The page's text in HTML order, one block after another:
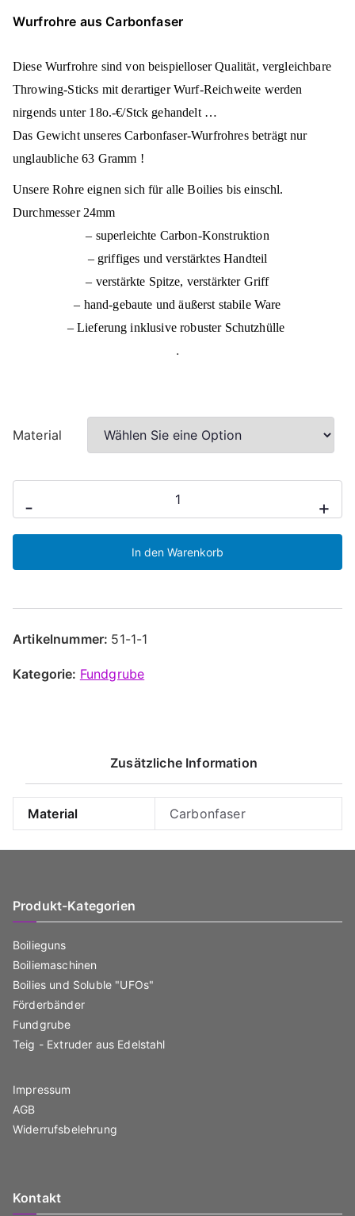
Wurfrohre aus Carbonfaser
Diese Wurfrohre sind von beispielloser Qualität, vergleichbare
Throwing-Sticks mit derartiger Wurf-Reichweite werden
nirgends unter 18o.-€/Stck gehandelt …
Das Gewicht unseres Carbonfaser-Wurfrohres beträgt nur
unglaubliche 63 Gramm !
Unsere Rohre eignen sich für alle Boilies bis einschl.
Durchmesser 24mm
– superleichte Carbon-Konstruktion
– griffiges und verstärktes Handteil
– verstärkte Spitze, verstärkter Griff
– hand-gebaute und äußerst stabile Ware
– Lieferung inklusive robuster Schutzhülle
.
Material
-
aus
Carbonfaser
+
In den Warenkorb
Artikelnummer: 51-1-1
Kategorie: Fundgrube
Zusätzliche Information
Material Carbonfaser
Produkt-Kategorien
Boilieguns
Boiliemaschinen
Boilies und Soluble "UFOs"
Förderbänder
Fundgrube
Teig - Extruder aus Edelstahl
Impressum
AGB
Widerrufsbelehrung
Kontakt